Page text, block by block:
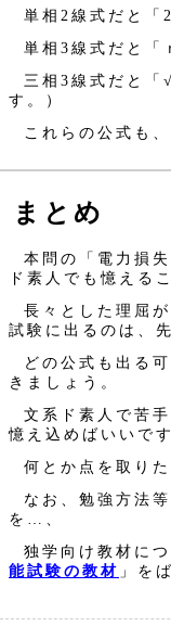
単相2線式だと「
単相3線式だと「
三相3線式だと
す。）
これらの公式も
まとめ
本問の「電力損
ド素人でも憶える
長々とした理屈
試験に出るのは、
どの公式も出る
きましょう。
文系ド素人で苦
憶え込めばいいです
何とか点を取り
なお、勉強方法
を…、
独学向け教材に
能試験の教材 」を